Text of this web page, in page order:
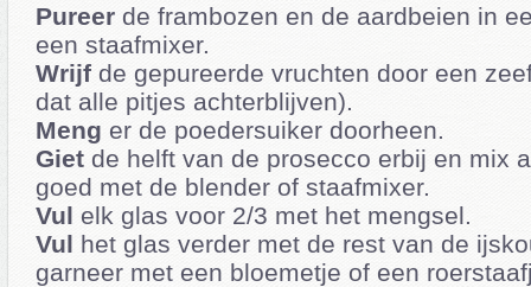
Pureer de frambozen en de aardbeien in
een staafmixer.
Wrijf de gepureerde vruchten door een
dat alle pitjes achterblijven).
Meng er de poedersuiker doorheen.
Giet de helft van de prosecco erbij en mix
goed met de blender of staafmixer.
Vul elk glas voor 2/3 met het mengsel.
Vul het glas verder met de rest van de
garneer met een bloemetje of een